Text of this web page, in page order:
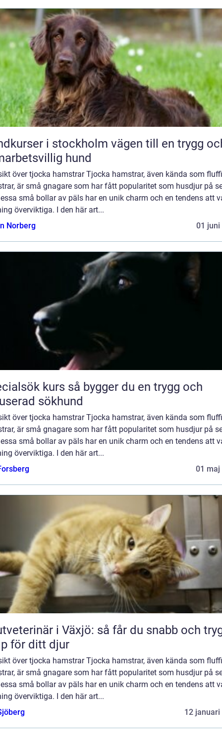
i stockholm vägen till en trygg och
hund
över tjocka hamstrar Tjocka hamstrar, även kända som
är små gnagare som har fått popularitet som husdjur på
små bollar av päls har en unik charm och en tendens att
överviktiga. I den här art...
Norberg
01 juni
kurs så bygger du en trygg och
sökhund
över tjocka hamstrar Tjocka hamstrar, även kända som
är små gnagare som har fått popularitet som husdjur på
små bollar av päls har en unik charm och en tendens att
överviktiga. I den här art...
01 maj
i Växjö: så får du snabb och
för ditt djur
över tjocka hamstrar Tjocka hamstrar, även kända som
är små gnagare som har fått popularitet som husdjur på
små bollar av päls har en unik charm och en tendens att
överviktiga. I den här art...
12 januari